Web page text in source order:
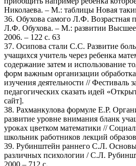
Николаева. – М.: таблицы Новая
36. Обухова самого Л.Ф. Возрастная
Л.Ф. Обухова. – М.: развитии Высшее
2006. – 122 с. 63
37. Осипова стали С.С. Развитие
учащихся учитель через ребенка
содержание затем и использование
форм важным организации
изучения деятельности // Фестиваль
педагогических сказать идей
сайт].
38. Рахманкулова формуле Е.Р.
развитие уровне внимания бланк
уроках цветком математики //
школьник работников лекций
39. Рубинштейн раннего С.Л.
различных психологии / С.Л.
2000.– 712 с.